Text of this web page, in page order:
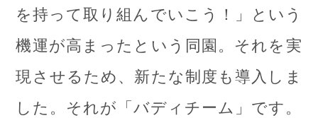
を持って取り組んでいこう！」という
機運が高まったという同園。それを実
現させるため、新たな制度も導入しま
した。それが「バディチーム」です。